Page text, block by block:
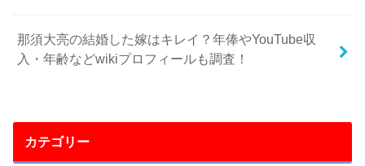
那須大亮の結婚した嫁はキレイ？年俸やYouTube収
入・年齢などwikiプロフィールも調査！
カテゴリー